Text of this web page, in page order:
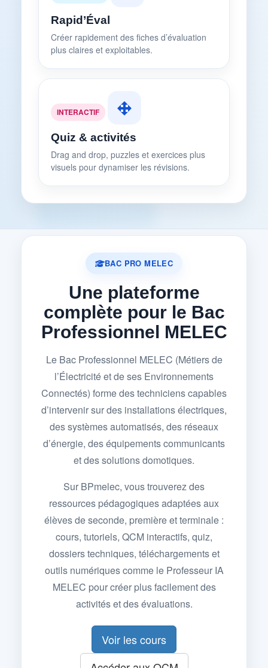
Rapid’Éval
Créer rapidement des fiches d’évaluation
plus claires et exploitables.
INTERACTIF
Quiz & activités
Drag and drop, puzzles et exercices plus
visuels pour dynamiser les révisions.
BAC PRO MELEC
Une plateforme
complète pour le Bac
Professionnel MELEC
Le Bac Professionnel MELEC (Métiers de
l’Électricité et de ses Environnements
Connectés) forme des techniciens capables
d’intervenir sur des installations électriques,
des systèmes automatisés, des réseaux
d’énergie, des équipements communicants
et des solutions domotiques.
Sur BPmelec, vous trouverez des
ressources pédagogiques adaptées aux
élèves de seconde, première et terminale :
cours, tutoriels, QCM interactifs, quiz,
dossiers techniques, téléchargements et
outils numériques comme le Professeur IA
MELEC pour créer plus facilement des
activités et des évaluations.
Voir les cours